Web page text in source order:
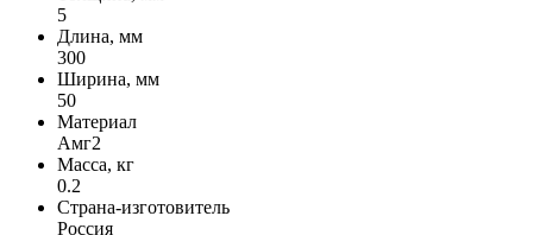
5
Длина, мм
300
Ширина, мм
50
Материал
Амг2
Масса, кг
0.2
Страна-изготовитель
Россия